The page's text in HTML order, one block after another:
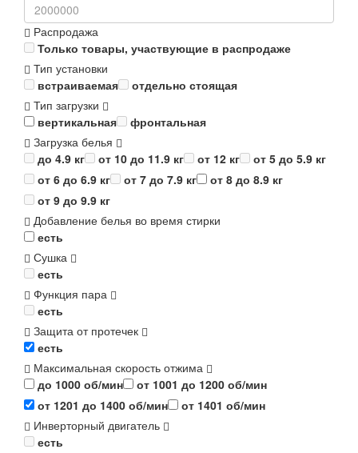
Распродажа
Только товары, участвующие в распродаже
Тип установки
встраиваемая
отдельно стоящая
Тип загрузки
вертикальная
фронтальная
Загрузка белья
до 4.9 кг
от 10 до 11.9 кг от 12 кг
от 5 до 5.9 кг
от 6 до 6.9 кг
от 7 до 7.9 кг
от 8 до 8.9 кг
от 9 до 9.9 кг
Добавление белья во время стирки
есть
Сушка
есть
Функция пара
есть
Защита от протечек
есть
Максимальная скорость отжима
до 1000 об/мин
от 1001 до 1200 об/мин
от 1201 до 1400 об/мин
от 1401 об/мин
Инверторный двигатель
есть